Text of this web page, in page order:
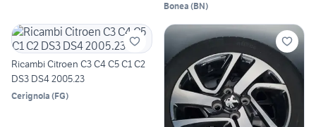
Bonea (BN)
Ricambi Citroen C3 C4 C5 C1 C2
DS3 DS4 2005.23
Cerignola (FG)